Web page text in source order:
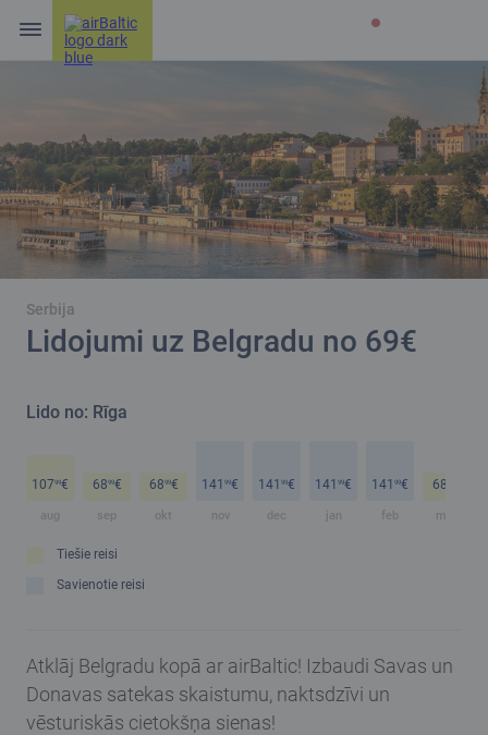
Serbija
Lidojumi uz Belgradu no 69€
Lido no: Rīga
10799€
aug
6899€
sep
6899€
okt
141 99€
nov
141 99€
dec
141 99€
jan
141 99€
feb
68
mar
Tiešie reisi
Savienotie reisi
Atklāj Belgradu kopā ar airBaltic! Izbaudi Savas un
Donavas satekas skaistumu, naktsdzīvi un
vēsturiskās cietokšņa sienas!